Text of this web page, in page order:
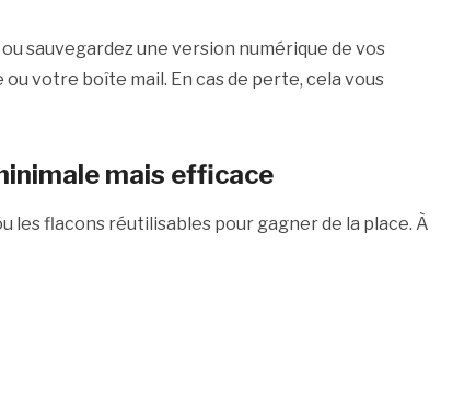
sauvegardez une version numérique de vos
votre boîte mail. En cas de perte, cela vous
mais efficace
les flacons réutilisables pour gagner de la place. À